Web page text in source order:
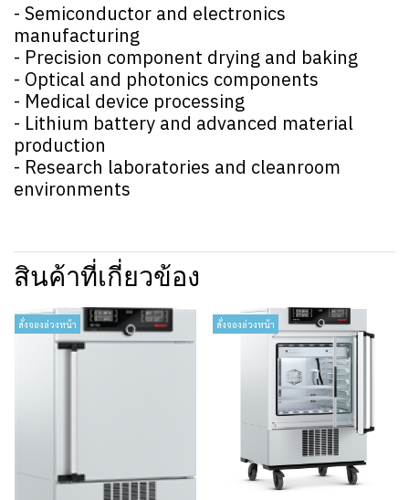
- Semiconductor and electronics
manufacturing
- Precision component drying and baking
- Optical and photonics components
- Medical device processing
- Lithium battery and advanced material
production
- Research laboratories and cleanroom
environments
สินค้าที่เกี่ยวข้อง
สั่งจองล่วงหน้า สั่งจองล่วงหน้า